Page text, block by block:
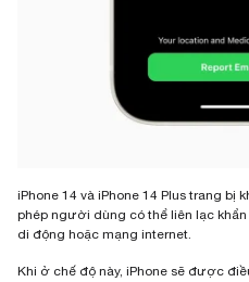
iPhone 14 và iPhone 14 Plus trang bị
phép người dùng có thể liên lạc
di động hoặc mạng internet.
Khi ở chế độ này, iPhone sẽ được